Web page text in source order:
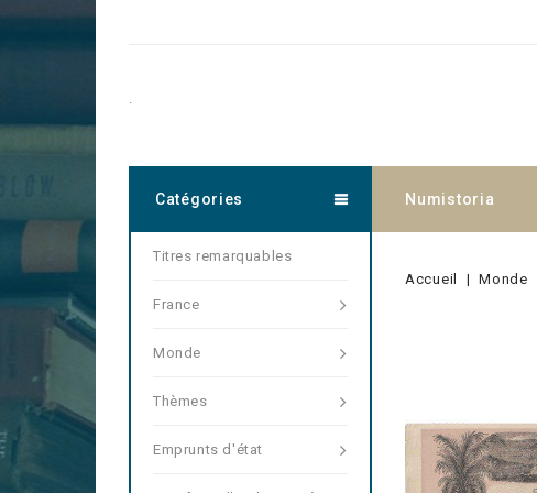
.
Numistoria
Catégories
Titres remarquables
France
Monde
Thèmes
Emprunts d'état
Accueil Monde